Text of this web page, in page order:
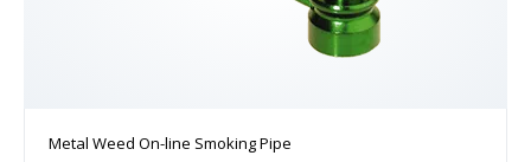
Metal Weed On-line Smoking Pipe